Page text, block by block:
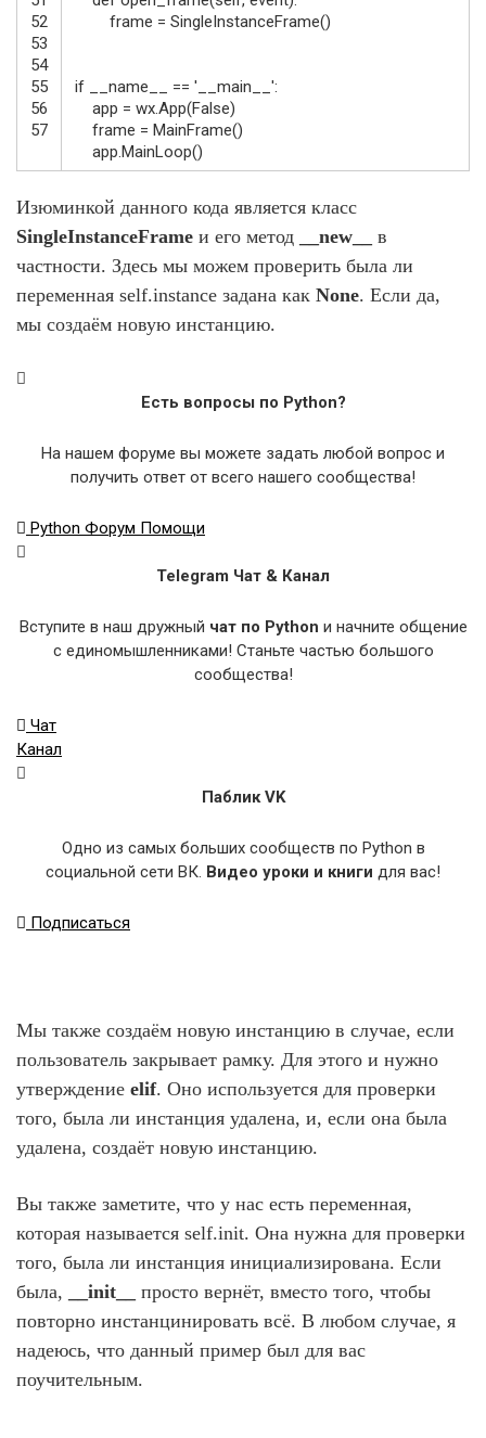
52
53
54
55
56
57
frame = SingleInstanceFrame()
if __name__ == '__main__':
app = wxApp(False)
frame = MainFrame()
app MainLoop()
Изюминкой данного кода является класс
SingleInstanceFrame и его метод __new__
в
частности. Здесь мы можем проверить была ли
переменная self.instance задана как None. Если да,
мы создаём новую инстанцию.
Есть вопросы по Python?
На нашем форуме вы можете задать любой вопрос и
получить ответ от всего нашего сообщества!
Python Форум Помощи
Telegram Чат & Канал
Вступите в наш дружный чат по Python и начните общение
с единомышленниками! Станьте частью большого
сообщества!
Чат
Канал
Паблик VK
Одно из самых больших сообществ по Python в
социальной сети ВК. Видео уроки и книги для вас!
Подписаться
Мы также создаём новую инстанцию в случае, если
пользователь закрывает рамку. Для этого и нужно
утверждение elif. Оно используется для проверки
того, была ли инстанция удалена, и, если она была
удалена, создаёт новую инстанцию.
Вы также заметите, что у нас есть переменная,
которая называется self.init. Она нужна для проверки
того, была ли инстанция инициализирована. Если
была,
__init__
просто вернёт, вместо того, чтобы
повторно инстанцинировать всё. В любом случае, я
надеюсь, что данный пример был для вас
поучительным.